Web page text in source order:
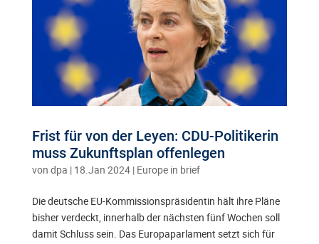
Frist für von der Leyen: CDU-Politikerin
muss Zukunftsplan offenlegen
von dpa | 18.Jan 2024| Europe in brief
Die deutsche EU-Kommissionspräsidentin hält ihre Pläne
bisher verdeckt, innerhalb der nächsten fünf Wochen soll
damit Schluss sein. Das Europaparlament setzt sich für